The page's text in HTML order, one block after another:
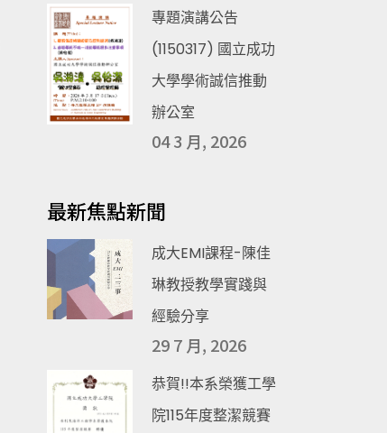
專題演講公告
(1150317) 國立成功
大學學術誠信推動
辦公室
04 3 月, 2026
最新焦點新聞
成大EMI課程-陳佳
琳教授教學實踐與
經驗分享
29 7 月, 2026
恭賀!!本系榮獲工學
院115年度整潔競賽